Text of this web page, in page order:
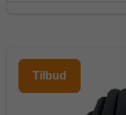
Tilbud